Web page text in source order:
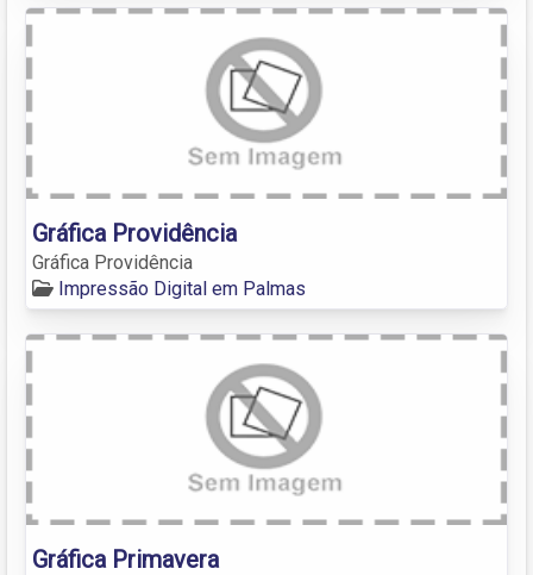
Gráfica Providência
Gráfica Providência
Impressão Digital em Palmas
Gráfica Primavera